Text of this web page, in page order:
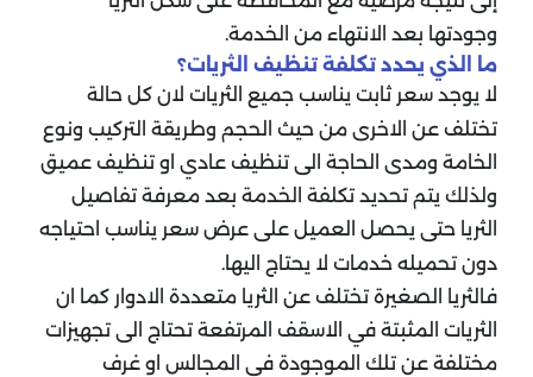
وجودتها بعد الانتهاء من الخدمة.
ما الذي يحدد تكلفة تنظيف الثريات؟
لا يوجد سعر ثابت يناسب جميع الثريات لان كل حالة
تختلف عن الاخرى من حيث الحجم وطريقة التركيب ونوع
الخامة ومدى الحاجة الى تنظيف عادي او تنظيف عميق
ولذلك يتم تحديد تكلفة الخدمة بعد معرفة تفاصيل
الثريا حتى يحصل العميل على عرض سعر يناسب احتياجه
دون تحميله خدمات لا يحتاج اليها.
فالثريا الصغيرة تختلف عن الثريا متعددة الادوار كما ان
الثريات المثبتة في الاسقف المرتفعة تحتاج الى تجهيزات
مختلفة عن تلك الموجودة في المجالس او غرف